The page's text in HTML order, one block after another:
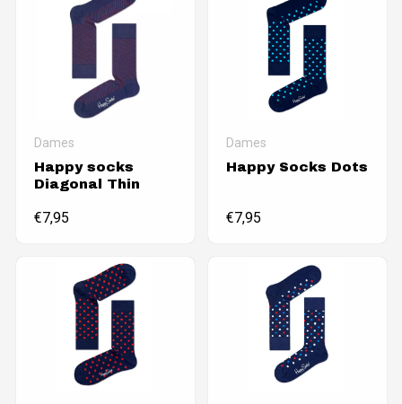
Dames
Happy socks
Diagonal Thin
€7,95
Dames
Happy Socks Dots
€7,95